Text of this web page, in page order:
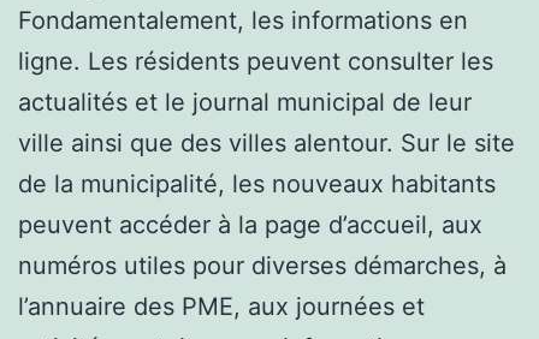
Fondamentalement, les informations en
ligne. Les résidents peuvent consulter les
actualités et le journal municipal de leur
ville ainsi que des villes alentour. Sur le site
de la municipalité, les nouveaux habitants
peuvent accéder à la page d’accueil, aux
numéros utiles pour diverses démarches, à
l’annuaire des PME, aux journées et